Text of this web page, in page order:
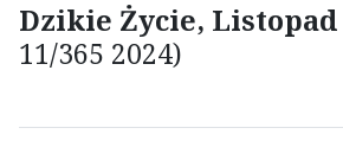
Dzikie Życie, Listopad
11/365 2024)